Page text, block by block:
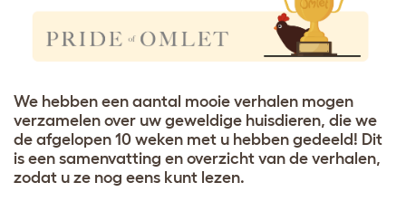
We hebben een aantal mooie verhalen mogen
verzamelen over uw geweldige huisdieren, die we
de afgelopen 10 weken met u hebben gedeeld! Dit
is een samenvatting en overzicht van de verhalen,
zodat u ze nog eens kunt lezen.